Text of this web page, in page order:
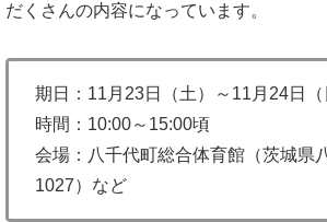
だくさんの内容になっています。
期日：11月23日（土）～11月24日（
時間：10:00～15:00頃
会場：八千代町総合体育館（茨城県
1027）など